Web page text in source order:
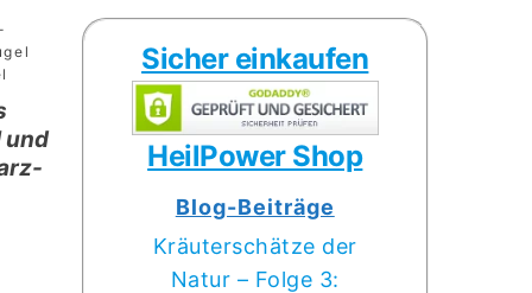
und
Sicher einkaufen
HeilPower Shop
Blog-Beiträge
Kräuterschätze der
Natur – Folge 3: